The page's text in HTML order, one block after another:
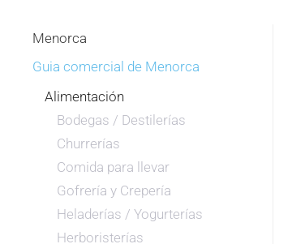
Menorca
Guia comercial de Menorca
Alimentación
Bodegas / Destilerías
Churrerías
Comida para llevar
Gofrería y Crepería
Heladerías / Yogurterías
Herboristerías